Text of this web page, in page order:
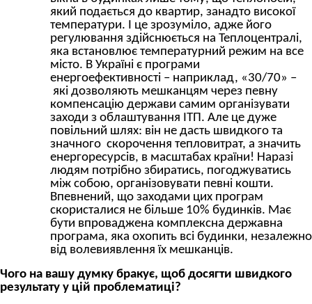
який подається до квартир, занадто високої
температури. І це зрозуміло, адже його
регулювання здійснюється на Теплоцентралі,
яка встановлює температурний режим на все
місто. В Україні є програми
енергоефективності – наприклад, «30/70» –
які дозволяють мешканцям через певну
компенсацію держави самим організувати
заходи з облаштування ІТП. Але це дуже
повільний шлях: він не дасть швидкого та
значного скорочення тепловитрат, а значить
енергоресурсів, в масштабах країни! Наразі
людям потрібно збиратись, погоджуватись
між собою, організовувати певні кошти.
Впевнений, що заходами цих програм
скористалися не більше 10% будинків. Має
бути впроваджена комплексна державна
програма, яка охопить всі будинки, незалежно
від волевиявлення їх мешканців.
Чого на вашу думку бракує, щоб досягти швидкого
результату у цій проблематиці?